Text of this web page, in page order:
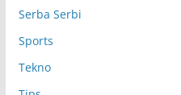
Serba Serbi
Sports
Tekno